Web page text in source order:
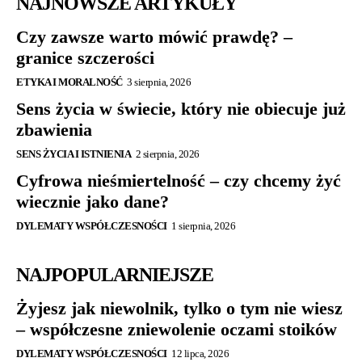
Czy zawsze warto mówić prawdę? –
granice szczerości
ETYKA I MORALNOŚĆ 3 sierpnia, 2026
Sens życia w świecie, który nie obiecuje już
zbawienia
SENS ŻYCIA I ISTNIENIA 2 sierpnia, 2026
Cyfrowa nieśmiertelność – czy chcemy żyć
wiecznie jako dane?
DYLEMATY WSPÓŁCZESNOŚCI 1 sierpnia, 2026
NAJPOPULARNIEJSZE
Żyjesz jak niewolnik, tylko o tym nie wiesz
– współczesne zniewolenie oczami stoików
DYLEMATY WSPÓŁCZESNOŚCI 12 lipca, 2026